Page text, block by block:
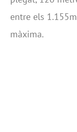
entre els
màxima.